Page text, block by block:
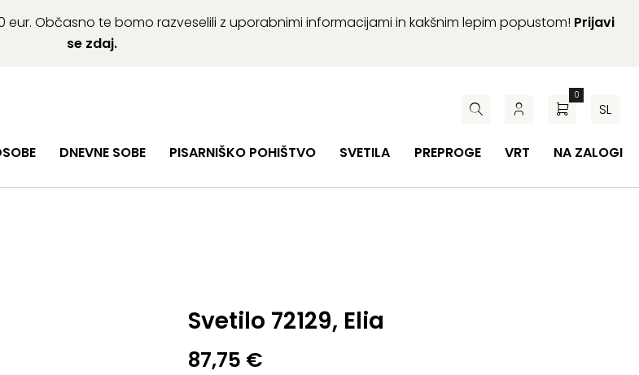
Občasno te bomo razveselili z uporabnimi informacijami in kakšnim lepim popustom! Prijavi
se zdaj.
0
SL
DNEVNE SOBE PISARNIŠKO POHIŠTVO SVETILA PREPROGE VRT NA ZALOGI
Svetilo 72129, Elia
87,75 €